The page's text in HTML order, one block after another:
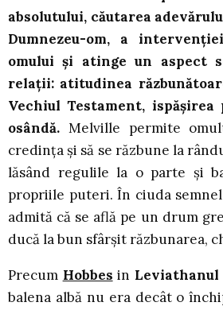
absolutului, căutarea
Dumnezeu-om, a
omului și atinge un aspect
relații: atitudinea
Vechiul Testament,
osândă. Melville permite
credința și să se răzbune la
lăsând regulile la o parte și
propriile puteri. În ciuda
admită că se află pe un drum
ducă la bun sfârșit răzbunarea,
Precum Hobbes in Leviathanul
balena albă nu era decât o